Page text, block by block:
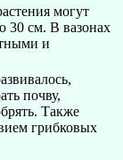
могут
30 см. В вазонах
и
почву,
Также
грибковых